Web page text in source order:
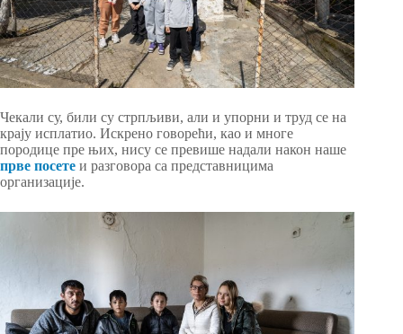
Чекали су, били су стрпљиви, али и упорни и труд се на
крају исплатио. Искрено говорећи, као и многе
породице пре њих, нису се превише надали након наше
прве посете и разговора са представницима
организације.